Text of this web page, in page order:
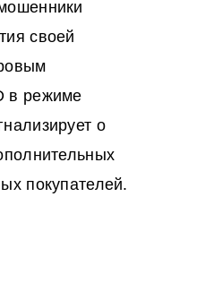
своей
в режиме
о
покупателей.